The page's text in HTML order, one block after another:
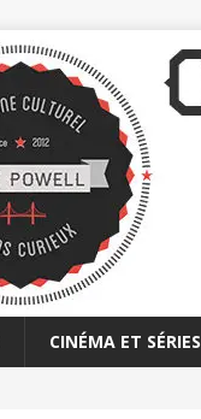
CINÉMA ET SÉRIES